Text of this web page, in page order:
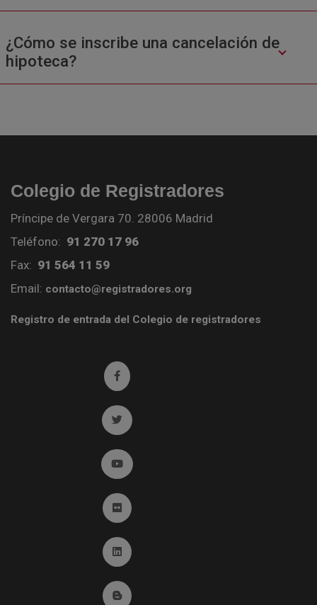
¿Cómo se inscribe una cancelación de
hipoteca?
Colegio de Registradores
Príncipe de Vergara 70. 28006 Madrid
Teléfono: 91 270 17 96
Fax: 91 564 11 59
Email: contacto@registradores.org
Registro de entrada del Colegio de registradores
Ir a facebook (abre en ventana nueva)
Ir a twitter (abre en ventana nueva)
Ir a YouTube (abre en ventana nueva)
Ir a Flickr (abre en ventana nueva)
Ir a Linkedin (abre en ventana nueva)
Ir al Blog (abre en ventana nueva)